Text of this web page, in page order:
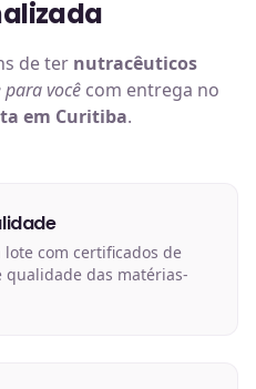
de ter nutracêuticos
você com entrega no
em Curitiba.
lote com certificados de
qualidade das matérias-